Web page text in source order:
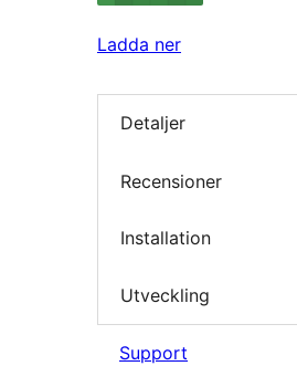
Ladda ner
Detaljer
Recensioner
Installation
Utveckling
Support